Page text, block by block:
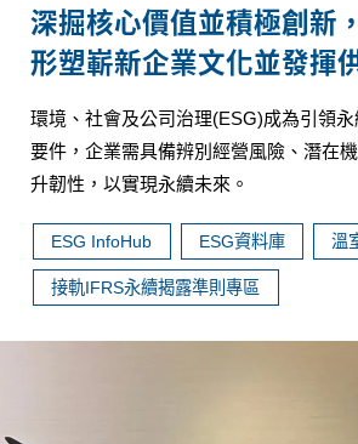
深掘核心價值並積極創新，
形塑嶄新企業文化並發揮
環境、社會及公司治理(ESG)成為引領
要件，企業需具備辨別經營風險、潛在
升韌性，以實現永續未來。
ESG InfoHub ESG資料庫 溫
接軌IFRS永續揭露準則專區